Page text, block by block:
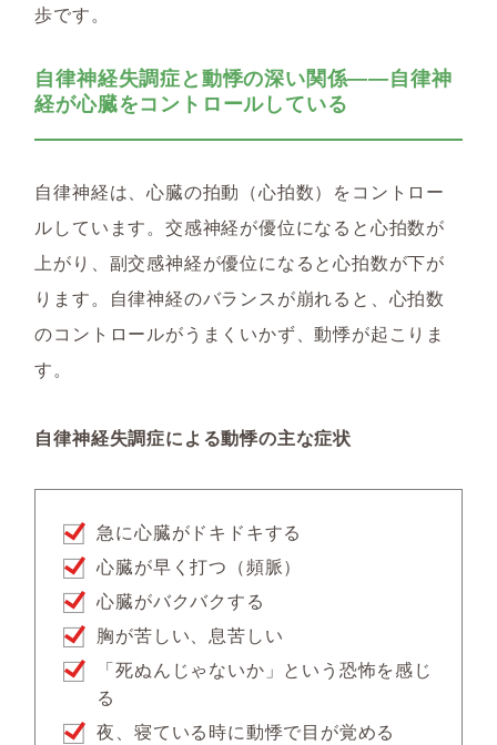
歩です。
自律神経失調症と動悸の深い関係――自律神
経が心臓をコントロールしている
自律神経は、心臓の拍動（心拍数）をコントロー
ルしています。交感神経が優位になると心拍数が
上がり、副交感神経が優位になると心拍数が下が
ります。自律神経のバランスが崩れると、心拍数
のコントロールがうまくいかず、動悸が起こりま
す。
自律神経失調症による動悸の主な症状
急に心臓がドキドキする
心臓が早く打つ（頻脈）
心臓がバクバクする
胸が苦しい、息苦しい
「死ぬんじゃないか」という恐怖を感じ
る
夜、寝ている時に動悸で目が覚める